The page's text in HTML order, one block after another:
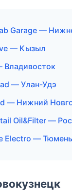
Garage —
— Кызыл
Владивосток
— Улан-Удэ
— Нижний
Oil&Filter —
Electro — Тюмень